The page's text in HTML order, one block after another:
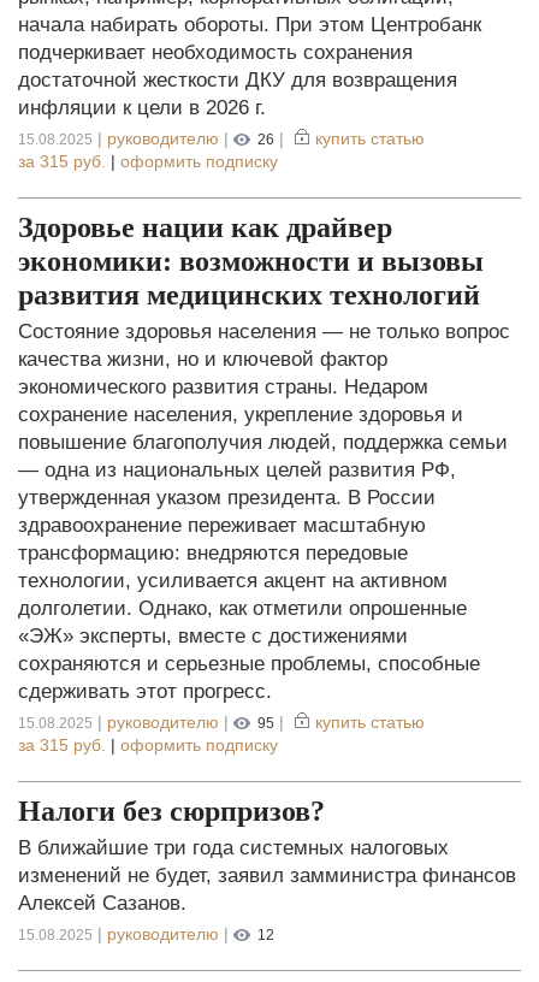
начала набирать обороты. При этом Центробанк
подчеркивает необходимость сохранения
достаточной жесткости ДКУ для возвращения
инфляции к цели в 2026 г.
15.08.2025 | руководителю | 26 |
купить статью
за 315 руб. | оформить подписку
Здоровье нации как драйвер
экономики: возможности и вызовы
развития медицинских технологий
Состояние здоровья населения — не только вопрос
качества жизни, но и ключевой фактор
экономического развития страны. Недаром
сохранение населения, укрепление здоровья и
повышение благополучия людей, поддержка семьи
— одна из национальных целей развития РФ,
утвержденная указом президента. В России
здравоохранение переживает масштабную
трансформацию: внедряются передовые
технологии, усиливается акцент на активном
долголетии. Однако, как отметили опрошенные
«ЭЖ» эксперты, вместе с достижениями
сохраняются и серьезные проблемы, способные
сдерживать этот прогресс.
15.08.2025 | руководителю | 95 |
купить статью
за 315 руб. | оформить подписку
Налоги без сюрпризов?
В ближайшие три года системных налоговых
изменений не будет, заявил замминистра финансов
Алексей Сазанов.
15.08.2025 | руководителю | 12